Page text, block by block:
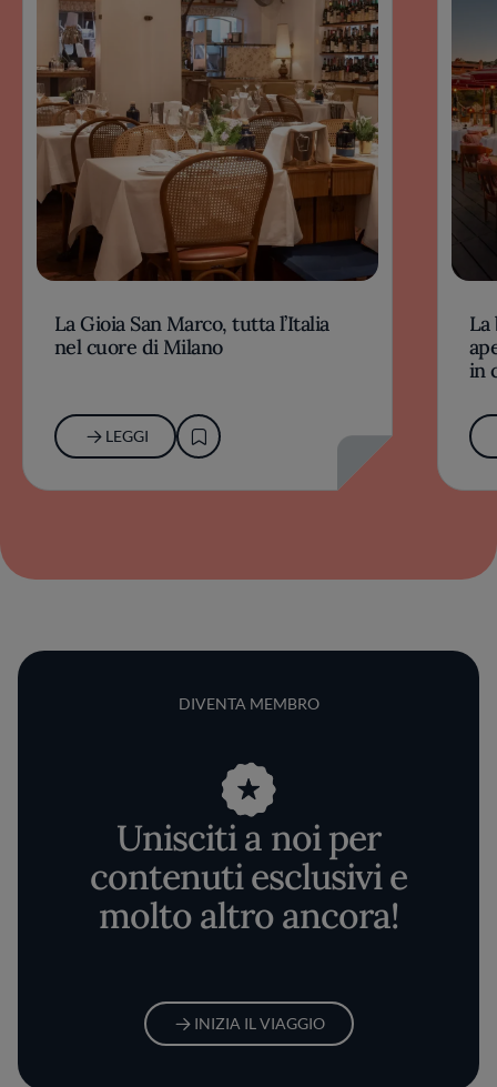
La Gioia San Marco, tutta l’Italia
nel cuore di Milano
LEGGI
La
in
DIVENTA MEMBRO
Unisciti a noi per
contenuti esclusivi e
molto altro ancora!
INIZIA IL VIAGGIO